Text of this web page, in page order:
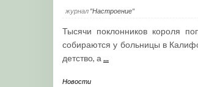
журнал "Настроение"
Тысячи поклонников короля
собираются у больницы в
детство, а ...
Новости